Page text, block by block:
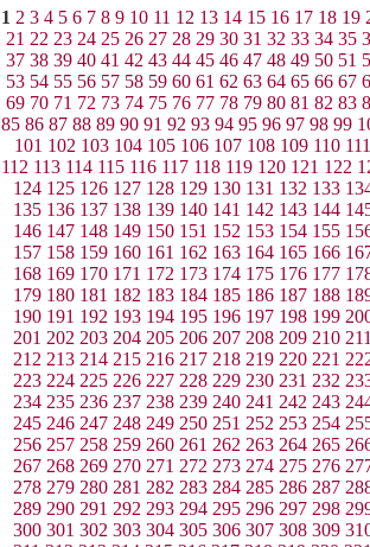
1 2 3 4 5 6 7 8 9 10 11 12 13 14 15 16 17 18 19
21 22 23 24 25 26 27 28 29 30 31 32 33 34 35
37 38 39 40 41 42 43 44 45 46 47 48 49 50 51
53 54 55 56 57 58 59 60 61 62 63 64 65 66 67
69 70 71 72 73 74 75 76 77 78 79 80 81 82 83
85 86 87 88 89 90 91 92 93 94 95 96 97 98 99
101 102 103 104 105 106 107 108 109 110 111
112 113 114 115 116 117 118 119 120 121 122
124 125 126 127 128 129 130 131 132 133
135 136 137 138 139 140 141 142 143 144
146 147 148 149 150 151 152 153 154 155
157 158 159 160 161 162 163 164 165 166
168 169 170 171 172 173 174 175 176 177
179 180 181 182 183 184 185 186 187 188
190 191 192 193 194 195 196 197 198 199
201 202 203 204 205 206 207 208 209 210
212 213 214 215 216 217 218 219 220 221
223 224 225 226 227 228 229 230 231 232
234 235 236 237 238 239 240 241 242 243
245 246 247 248 249 250 251 252 253 254
256 257 258 259 260 261 262 263 264 265
267 268 269 270 271 272 273 274 275 276
278 279 280 281 282 283 284 285 286 287
289 290 291 292 293 294 295 296 297 298
300 301 302 303 304 305 306 307 308 309